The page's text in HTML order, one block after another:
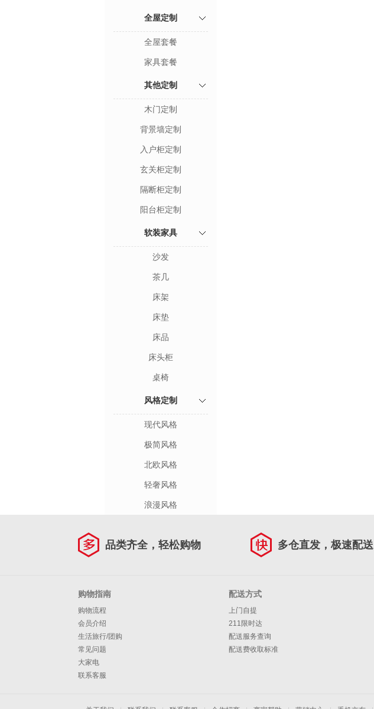
全屋定制
全屋套餐
家具套餐
其他定制
木门定制
背景墙定制
入户柜定制
玄关柜定制
隔断柜定制
阳台柜定制
软装家具
沙发
茶几
床架
床垫
床品
床头柜
桌椅
风格定制
现代风格
极简风格
北欧风格
轻奢风格
浪漫风格
品类齐全，轻松购物 多仓直发，极速配送
购物指南
购物流程
会员介绍
生活旅行/团购
常见问题
大家电
联系客服
配送方式
上门自提
211限时达
配送服务查询
配送费收取标准